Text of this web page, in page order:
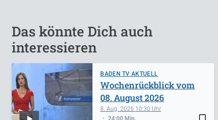
Das könnte Dich auch
interessieren
BADEN TV AKTUELL
8. Aug. 2026 10:30
24:00 Min.
Wochenrückblick vom
08. August 2026